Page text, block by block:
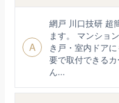
A
網戸 川口技研 超
ます。 マンショ
き戸・室内ドア
要で取付できる
ん...